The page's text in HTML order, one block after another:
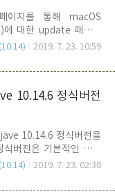
Numbers, iMovie,
지 않는 문제를 해결.
번째 대용팡 파일 작업
이지를 통해 macOS
대한 update 패키지
를 발표 했습니다. 다운
항 10.14.5 다운로드 링
항 10.14 이 후 10.14.6
10.14.5 이 후 수정내
까지의 수정내용
입니다. 필요하신 분들
2019. 7. 23. 10:59
10.14.6 정식버전
10.14.6 정식버전을
버전은 기본적인 버그
하여, Smart TV 연동을
Apple News+, Fusion
2019. 7. 23. 02:38